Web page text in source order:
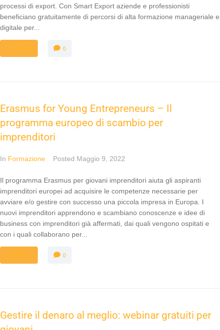
processi di export. Con Smart Export aziende e professionisti
beneficiano gratuitamente di percorsi di alta formazione manageriale e
digitale per...
0
Erasmus for Young Entrepreneurs – Il
programma europeo di scambio per
imprenditori
In Formazione Posted Maggio 9, 2022
Il programma Erasmus per giovani imprenditori aiuta gli aspiranti
imprenditori europei ad acquisire le competenze necessarie per
avviare e/o gestire con successo una piccola impresa in Europa. I
nuovi imprenditori apprendono e scambiano conoscenze e idee di
business con imprenditori già affermati, dai quali vengono ospitati e
con i quali collaborano per...
0
Gestire il denaro al meglio: webinar gratuiti per